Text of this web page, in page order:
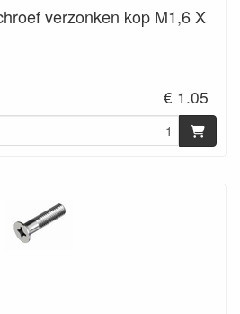
verzonken kop M1,6 X
€ 1.05